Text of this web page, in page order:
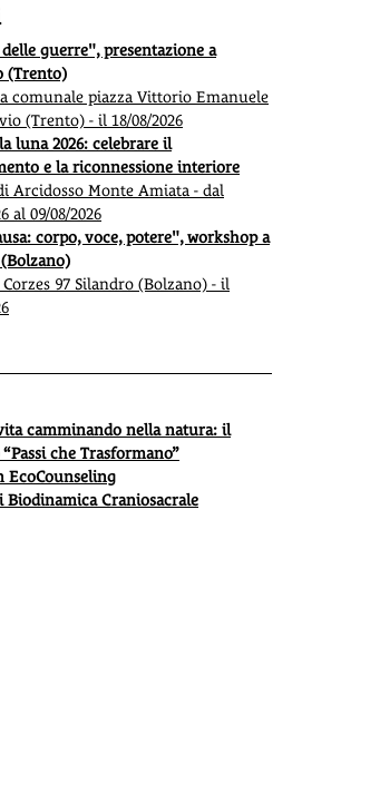
guerre", presentazione a
(Trento)
comunale piazza Vittorio Emanuele
(Trento) - il 18/08/2026
luna 2026: celebrare il
e la riconnessione interiore
Arcidosso Monte Amiata - dal
al 09/08/2026
corpo, voce, potere", workshop a
Corzes 97 Silandro (Bolzano) - il
camminando nella natura: il
che Trasformano”
EcoCounseling
Biodinamica Craniosacrale